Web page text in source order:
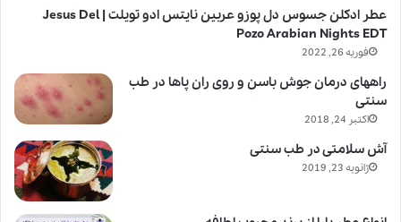
عطر ادکلن جسوس دل پوزو عربین نایتس ادو تویلت | Jesus Del
Pozo Arabian Nights EDT
فوریه 26, 2022
راههای درمان جوش باسن و روی ران پاها در طب
سنتی
اکتبر 24, 2018
آش سلامتی در طب سنتی
ژانویه 23, 2019